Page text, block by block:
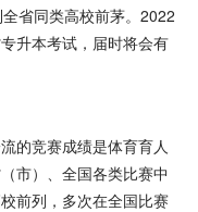
省同类高校前茅。2022
升本考试，届时将会有
的竞赛成绩是体育育人
市）、全国各类比赛中
前列，多次在全国比赛